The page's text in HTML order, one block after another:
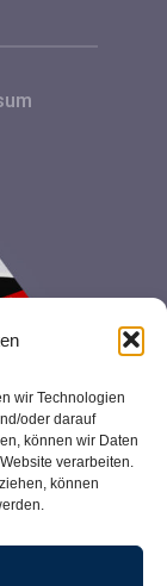
wir Technologien
oder darauf
können wir Daten
verarbeiten.
können